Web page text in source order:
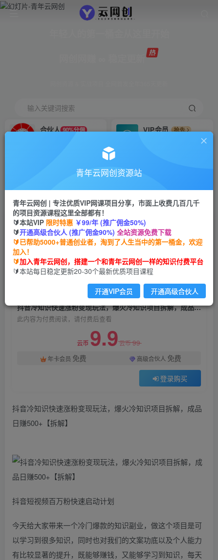
输入关键词搜索
合伙人 90%分佣
VIP会员
抢先
搭建同款网站，自己当老板
首页 创业课程 会员免费 正文
抖音冷知识快速涨粉变现玩法，爆火冷知识项目拆
解，成品日赚500+【拆解】
青年云网创
2年前发布
关注 私信
抖音冷知识快速涨粉变现玩法，爆火冷知识项目拆解，成品日赚500+【拆解】
此内容为付费阅读，请付费后查看
云币 9.9云币99
年卡会员 免费 高级合伙人 免费
登录购买
抖音冷知识快速涨粉变现玩法，爆火冷知识项目拆解，成品
日赚500+【拆解】
抖音短视频百万粉快速启动计划
今天给大家带来一个冷门爆款的知识副业，做这个项目是可
以学习到很多知识，同时也对我们的文案功底以及个人能力
有比较显著的提升，既能够赚钱，又能够学习到知识，每天
青年云网创资源站
青年云网创 | 专注优质VIP网课项目分享，市面上收费几百几千
的项目资源课程这里全部都有！
🔰本站VIP 限时特惠 ￥99/年 (推广佣金50%)
🔰开通高级合伙人 (推广佣金90%) 全站资源免费下载
🔰已帮助5000+普通创业者，淘到了人生当中的第一桶金，欢迎
加入！
🔰加入青年云网创，搭建一个和青年云网创一样的知识付费平台
🔰本站每日稳定更新20-30个最新优质项目课程
开通VIP会员 开通高级合伙人